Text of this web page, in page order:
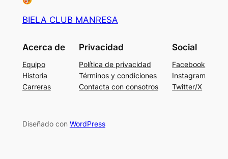
BIELA CLUB MANRESA
Acerca de
Equipo
Historia
Carreras
Privacidad
Política de privacidad
Términos y condiciones
Contacta con consotros
Social
Facebook
Instagram
Twitter/X
Diseñado con WordPress